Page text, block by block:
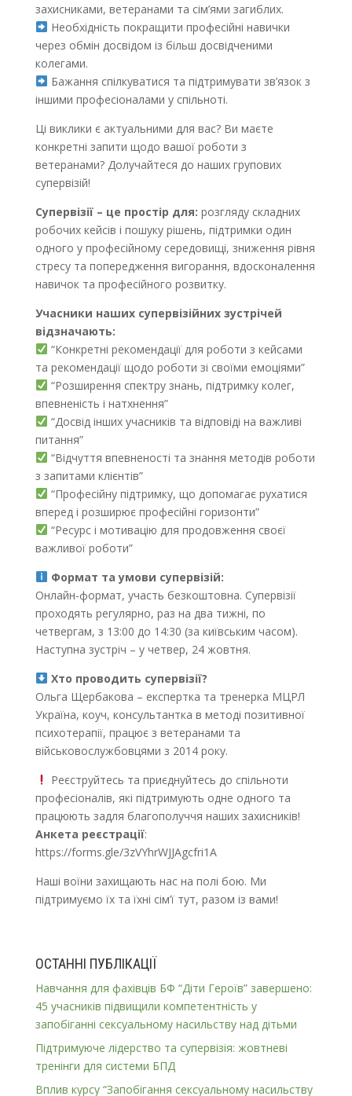
захисниками, ветеранами та сім’ями загиблих.
Необхідність покращити професійні навички
через обмін досвідом із більш досвідченими
колегами.
Бажання спілкуватися та підтримувати зв’язок з
іншими професіоналами у спільноті.
Ці виклики є актуальними для вас? Ви маєте
конкретні запити щодо вашої роботи з
ветеранами? Долучайтеся до наших групових
супервізій!
Супервізії – це простір для: розгляду складних
робочих кейсів і пошуку рішень, підтримки один
одного у професійному середовищі, зниження рівня
стресу та попередження вигорання, вдосконалення
навичок та професійного розвитку.
Учасники наших супервізійних зустрічей
відзначають:
“Конкретні рекомендації для роботи з кейсами
та рекомендації щодо роботи зі своїми емоціями”
“Розширення спектру знань, підтримку колег,
впевненість і натхнення”
“Досвід інших учасників та відповіді на важливі
питання”
“Відчуття впевненості та знання методів роботи
з запитами клієнтів”
“Професійну підтримку, що допомагає рухатися
вперед і розширює професійні горизонти”
“Ресурс і мотивацію для продовження своєї
важливої роботи”
Формат та умови супервізій:
Онлайн-формат, участь безкоштовна. Супервізії
проходять регулярно, раз на два тижні, по
четвергам, з 13:00 до 14:30 (за київським часом).
Наступна зустріч – у четвер, 24 жовтня.
Хто проводить супервізії?
Ольга Щербакова – експертка та тренерка МЦРЛ
Україна, коуч, консультантка в методі позитивної
психотерапії, працює з ветеранами та
військовослужбовцями з 2014 року.
Реєструйтесь та приєднуйтесь до спільноти
професіоналів, які підтримують одне одного та
працюють задля благополуччя наших захисників!
Анкета реєстрації:
https://forms.gle/3zVYhrWJJAgcfri1A
Наші воїни захищають нас на полі бою. Ми
підтримуємо їх та їхні сім’ї тут, разом із вами!
ОСТАННІ ПУБЛІКАЦІЇ
Навчання для фахівців БФ “Діти Героїв” завершено:
45 учасників підвищили компетентність у
запобіганні сексуальному насильству над дітьми
Підтримуюче лідерство та супервізія: жовтневі
тренінги для системи БПД
Вплив курсу “Запобігання сексуальному насильству